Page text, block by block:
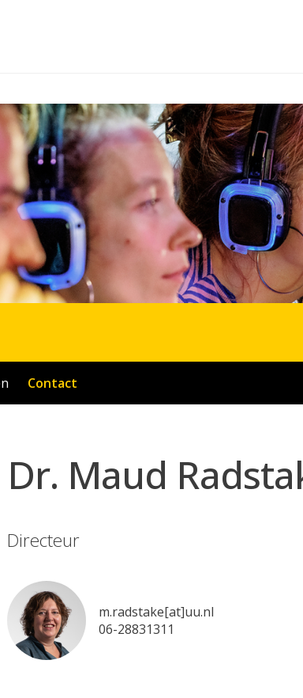
Contact
dr. Maud
Directeur
m.radstake[at]uu.nl
06-28831311